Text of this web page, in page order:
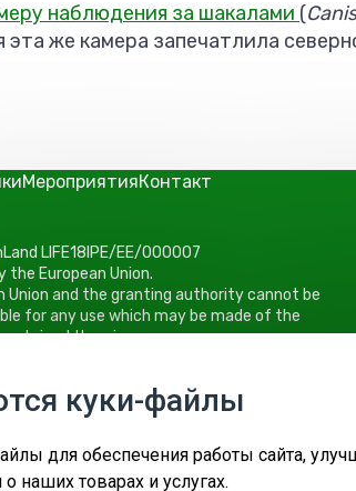
наблюдения за шакалами (
эта же камера запечатлила
МероприятияКонтакт
LIFE18IPE/EE/000007
the European Union.
Union and the granting authority cannot be
for any use which may be made of the
therein.
Pärnu
5999
куки-файлы
для обеспечения работы сайта,
наших товарах и услугах.